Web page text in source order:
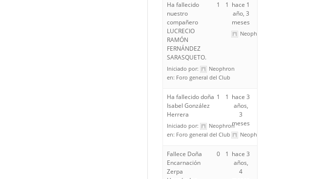
Ha fallecido
nuestro
compañero
LUCRECIO
RAMÓN
FERNÁNDEZ
SARASQUETO.
Iniciado por:
Neophron
en: Foro general del Club
1 1 hace 1
año, 3
meses
Neophron
Ha fallecido doña
Isabel González
Herrera
Iniciado por:
Neophron
en: Foro general del Club
1 1 hace 3
años,
3
meses
Neophron
Fallece Doña
Encarnación
Zerpa
0 1 hace 3
años,
4